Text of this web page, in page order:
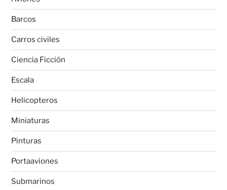
Barcos
Carros civiles
Ciencia Ficción
Escala
Helicopteros
Miniaturas
Pinturas
Portaaviones
Submarinos